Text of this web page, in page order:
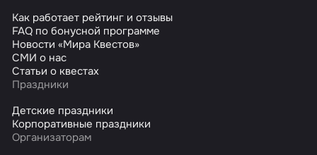
Как работает рейтинг и отзывы
FAQ по бонусной программе
Новости «Мира Квестов»
СМИ о нас
Статьи о квестах
Праздники
Детские праздники
Корпоративные праздники
Организаторам